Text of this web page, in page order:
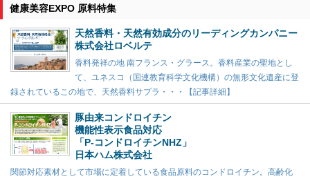
健康美容EXPO 原料特集
天然香料・天然有効成分のリーディングカンパニー
株式会社ロベルテ
香料発祥の地 南フランス・グラース。香料産業の聖地とし
て、ユネスコ（国連教育科学文化機構）の無形文化遺産に登
録されているこの地で、天然香料サプラ・・・【記事詳細】
豚由来コンドロイチン
機能性表示食品対応
「P-コンドロイチンNHZ」
日本ハム株式会社
関節対応素材として市場に定着している食品原料のコンドロイチン。高齢化